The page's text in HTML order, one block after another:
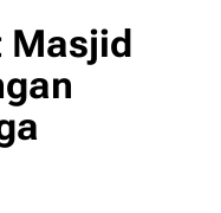
Masjid